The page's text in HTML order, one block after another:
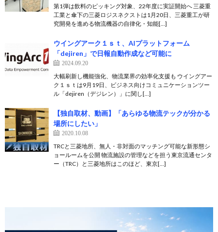
第1弾は飲料のピッキング対象、22年度に実証開始へ 三菱重
工業と傘下の三菱ロジスネクストは1月20日、三菱重工が研
究開発を進める物流機器の自律化・知能[…]
ウイングアーク１ｓｔ、AIプラットフォーム
「dejiren」で日報自動作成など可能に
2024.09.20
大幅刷新し機能強化、物流業界の効率化支援も ウイングアー
ク１ｓｔは9月19日、ビジネス向けコミュニケーションツー
ル「dejiren（デジレン）」に関し[…]
【独自取材、動画】「あらゆる物流テックが分かる
場所にしたい」
2020.10.08
TRCと三菱地所、無人・非対面のマッチング可能な新形態シ
ョールームを公開 物流施設の管理などを担う東京流通センタ
ー（TRC）と三菱地所はこのほど、東京[…]